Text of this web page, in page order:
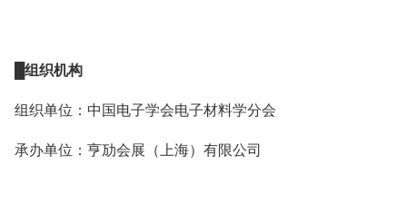
组织机构
组织单位：中国电子学会电子材料学分会
承办单位：亨劢会展（上海）有限公司